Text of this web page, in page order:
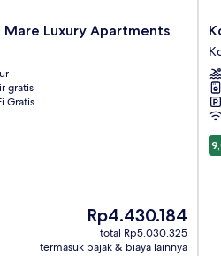
Mare Luxury Apartments
gratis
Gratis
Harga
sekarang
Rp4.430.184
Rp4.430.184
total Rp5.030.325
termasuk pajak & biaya lainnya